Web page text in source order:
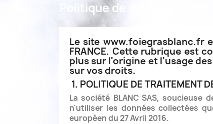
Politique de confidentialité
Le site www.foiegrasblanc.fr
FRANCE. Cette rubrique est
plus sur l'origine et l'usage
sur vos droits.
1. POLITIQUE DE TRAITEMENT
La société BLANC SAS,
n'utiliser les données collectées
européen du 27 Avril 2016.